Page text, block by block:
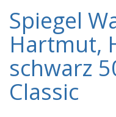
Spiegel
Hartmut,
schwarz
Classic